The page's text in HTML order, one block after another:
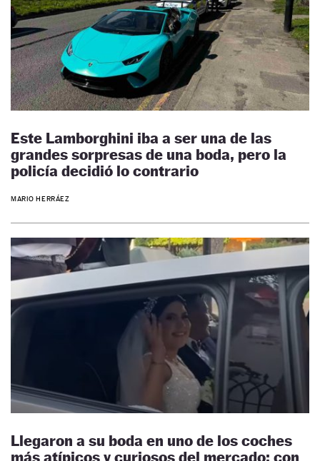
Este Lamborghini iba a ser una de las
grandes sorpresas de una boda, pero la
policía decidió lo contrario
MARIO HERRÁEZ
Llegaron a su boda en uno de los coches
más atípicos y curiosos del mercado: con